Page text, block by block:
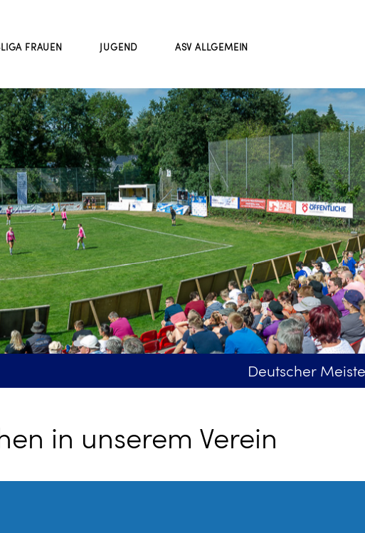
FRAUEN JUGEND ASV ALLGEMEIN
Deutscher Meister der
in unserem Verein